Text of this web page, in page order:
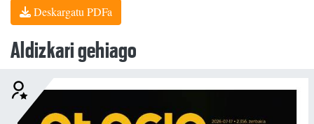
Deskargatu PDFa
Aldizkari gehiago